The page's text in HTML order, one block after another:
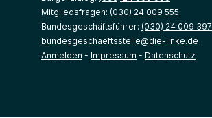
Mitgliedsfragen: (030) 24 009 555
Bundesgeschäftsführer: (030) 24 009 397
bundesgeschaeftsstelle@die-linke.de
Anmelden - Impressum - Datenschutz